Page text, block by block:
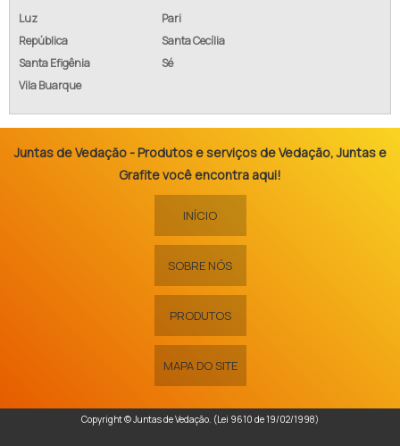
Luz
Pari
República
Santa Cecília
Santa Efigênia
Sé
Vila Buarque
Juntas de Vedação - Produtos e serviços de Vedação, Juntas e
Grafite você encontra aqui!
INÍCIO
SOBRE NÓS
PRODUTOS
MAPA DO SITE
Copyright © Juntas de Vedação. (Lei 9610 de 19/02/1998)